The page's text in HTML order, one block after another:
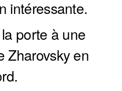
intéressante.
porte à une
Zharovsky en